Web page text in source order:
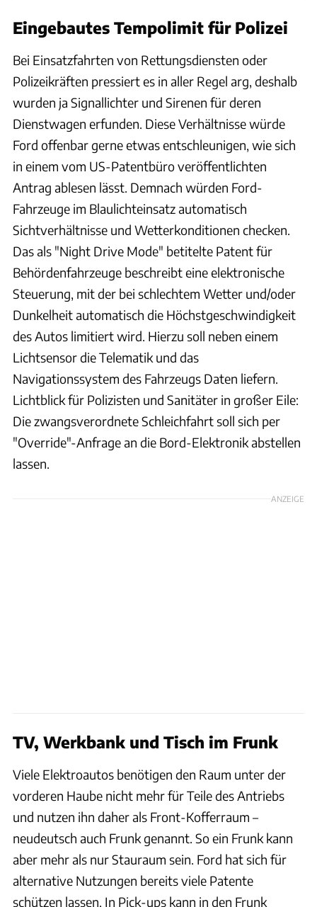
Eingebautes Tempolimit für Polizei
Bei Einsatzfahrten von Rettungsdiensten oder
Polizeikräften pressiert es in aller Regel arg, deshalb
wurden ja Signallichter und Sirenen für deren
Dienstwagen erfunden. Diese Verhältnisse würde
Ford offenbar gerne etwas entschleunigen, wie sich
in einem vom US-Patentbüro veröffentlichten
Antrag ablesen lässt. Demnach würden Ford-
Fahrzeuge im Blaulichteinsatz automatisch
Sichtverhältnisse und Wetterkonditionen checken.
Das als "Night Drive Mode" betitelte Patent für
Behördenfahrzeuge beschreibt eine elektronische
Steuerung, mit der bei schlechtem Wetter und/oder
Dunkelheit automatisch die Höchstgeschwindigkeit
des Autos limitiert wird. Hierzu soll neben einem
Lichtsensor die Telematik und das
Navigationssystem des Fahrzeugs Daten liefern.
Lichtblick für Polizisten und Sanitäter in großer Eile:
Die zwangsverordnete Schleichfahrt soll sich per
"Override"-Anfrage an die Bord-Elektronik abstellen
lassen.
ANZEIGE
TV, Werkbank und Tisch im Frunk
Viele Elektroautos benötigen den Raum unter der
vorderen Haube nicht mehr für Teile des Antriebs
und nutzen ihn daher als Front-Kofferraum –
neudeutsch auch Frunk genannt. So ein Frunk kann
aber mehr als nur Stauraum sein. Ford hat sich für
alternative Nutzungen bereits viele Patente
schützen lassen. In Pick-ups kann in den Frunk